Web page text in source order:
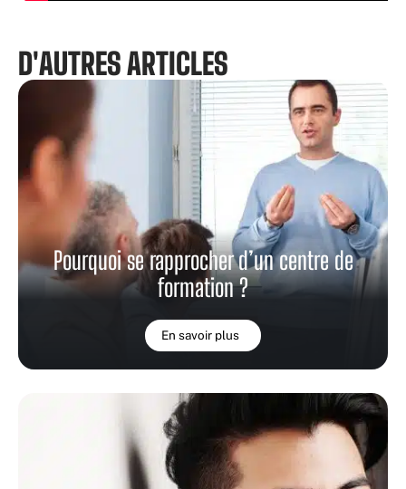
D'AUTRES ARTICLES
Pourquoi se rapprocher d’un centre de
formation ?
En savoir plus